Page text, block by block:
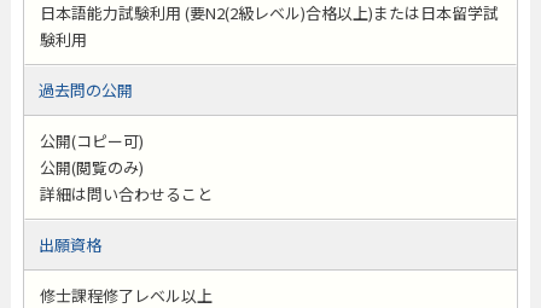
日本語能力試験利用 (要N2(2級レベル)合格以上)または日本留学試
験利用
過去問の公開
公開(コピー可)
公開(閲覧のみ)
詳細は問い合わせること
出願資格
修士課程修了レベル以上